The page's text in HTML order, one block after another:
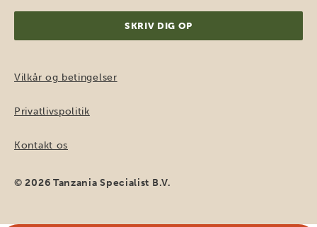
Vilkår og betingelser
Privatlivspolitik
Kontakt os
© 2026 Tanzania Specialist B.V.